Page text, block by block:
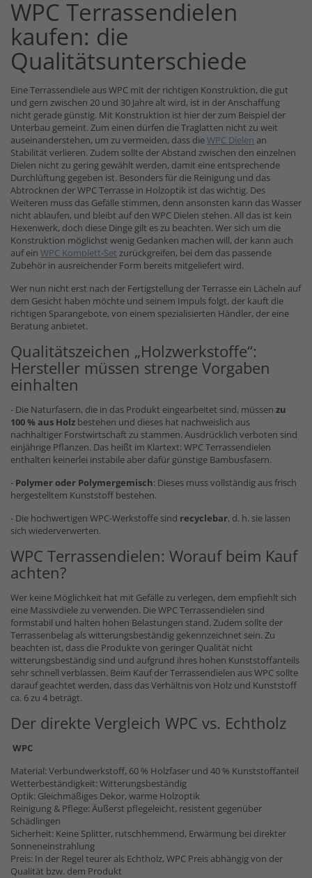
WPC Terrassendielen
kaufen: die
Qualitätsunterschiede
Eine Terrassendiele aus WPC mit der richtigen Konstruktion, die gut
und gern zwischen 20 und 30 Jahre alt wird, ist in der Anschaffung
nicht gerade günstig. Mit Konstruktion ist hier der zum Beispiel der
Unterbau gemeint. Zum einen dürfen die Traglatten nicht zu weit
auseinanderstehen, um zu vermeiden, dass dieWPC Dielen an
Stabilität verlieren. Zudem sollte der Abstand zwischen den einzelnen
Dielen nicht zu gering gewählt werden, damit eine entsprechende
Durchlüftung gegeben ist. Besonders für die Reinigung und das
Abtrocknen der WPC Terrasse in Holzoptik ist das wichtig. Des
Weiteren muss das Gefälle stimmen, denn ansonsten kann das Wasser
nicht ablaufen, und bleibt auf den WPC Dielen stehen. All das ist kein
Hexenwerk, doch diese Dinge gilt es zu beachten. Wer sich um die
Konstruktion möglichst wenig Gedanken machen will, der kann auch
auf ein WPC Komplett-Set zurückgreifen, bei dem das passende
Zubehör in ausreichender Form bereits mitgeliefert wird.
Wer nun nicht erst nach der Fertigstellung der Terrasse ein Lächeln auf
dem Gesicht haben möchte und seinem Impuls folgt, der kauft die
richtigen Sparangebote, von einem spezialisierten Händler, der eine
Beratung anbietet.
Qualitätszeichen „Holzwerkstoffe“:
Hersteller müssen strenge Vorgaben
einhalten
- Die Naturfasern, die in das Produkt eingearbeitet sind, müssen zu
100 % aus Holz bestehen und dieses hat nachweislich aus
nachhaltiger Forstwirtschaft zu stammen. Ausdrücklich verboten sind
einjährige Pflanzen. Das heißt im Klartext: WPC Terrassendielen
enthalten keinerlei instabile aber dafür günstige Bambusfasern.
- Polymer oder Polymergemisch: Dieses muss vollständig aus frisch
hergestelltem Kunststoff bestehen.
- Die hochwertigen WPC-Werkstoffe sind recyclebar, d. h. sie lassen
sich wiederverwerten.
WPC Terrassendielen: Worauf beim Kauf
achten?
Wer keine Möglichkeit hat mit Gefälle zu verlegen, dem empfiehlt sich
eine Massivdiele zu verwenden. Die WPC Terrassendielen sind
formstabil und halten hohen Belastungen stand. Zudem sollte der
Terrassenbelag als witterungsbeständig gekennzeichnet sein. Zu
beachten ist, dass die Produkte von geringer Qualität nicht
witterungsbeständig sind und aufgrund ihres hohen Kunststoffanteils
sehr schnell verblassen. Beim Kauf der Terrassendielen aus WPC sollte
darauf geachtet werden, dass das Verhältnis von Holz und Kunststoff
ca. 6 zu 4 beträgt.
Der direkte Vergleich WPC vs. Echtholz
WPC
Material: Verbundwerkstoff, 60 % Holzfaser und 40 % Kunststoffanteil
Wetterbeständigkeit: Witterungsbeständig
Optik: Gleichmäßiges Dekor, warme Holzoptik
Reinigung & Pflege: Äußerst pflegeleicht, resistent gegenüber
Schädlingen
Sicherheit: Keine Splitter, rutschhemmend, Erwärmung bei direkter
Sonneneinstrahlung
Preis: In der Regel teurer als Echtholz, WPC Preis abhängig von der
Qualität bzw. dem Produkt